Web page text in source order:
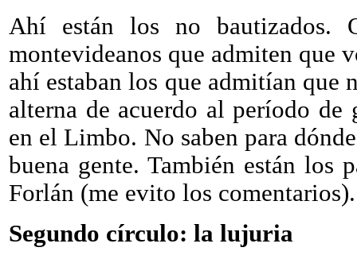
Ahí están los no bautizados.
montevideanos que admiten que
ahí estaban los que admitían que
alterna de acuerdo al período de
en el Limbo. No saben para
buena gente. También están los
Forlán (me evito los comentarios).
Segundo círculo: la lujuria